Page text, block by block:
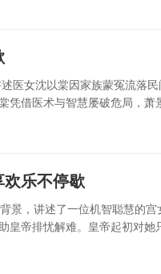
医女沈以棠因家族蒙冤流落
借医术与智慧屡破危局，萧
欢乐不停歇
景，讲述了一位机智聪慧的
帝排忧解难。皇帝起初对她